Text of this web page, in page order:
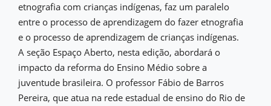
etnografia com crianças indígenas, faz um paralelo
entre o processo de aprendizagem do fazer etnografia
e o processo de aprendizagem de crianças indígenas.
A seção Espaço Aberto, nesta edição, abordará o
impacto da reforma do Ensino Médio sobre a
juventude brasileira. O professor Fábio de Barros
Pereira, que atua na rede estadual de ensino do Rio de